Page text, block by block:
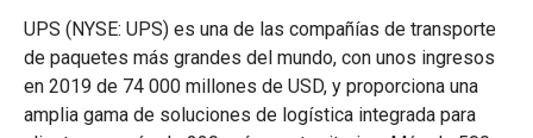
UPS (NYSE: UPS) es una de las compañías de transporte
de paquetes más grandes del mundo, con unos ingresos
en 2019 de 74 000 millones de USD, y proporciona una
amplia gama de soluciones de logística integrada para